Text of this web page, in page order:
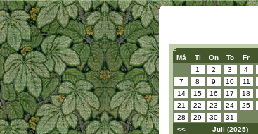
Må Ti On To Fr
1
2 3 4
7
8 9 10 11
14
15 16 17 18
21
22 23 24 25
28
29 30
31
<<
Juli (2025)